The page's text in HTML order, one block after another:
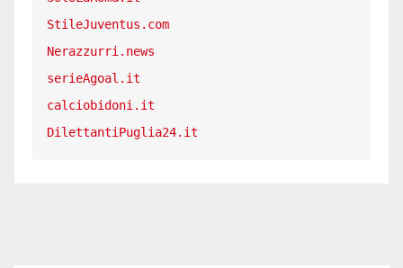
StileJuventus.com
Nerazzurri.news
serieAgoal.it
calciobidoni.it
DilettantiPuglia24.it